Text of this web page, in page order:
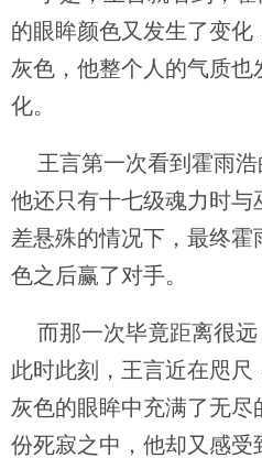
的眼眸颜色又发生了变化
灰色，他整个人的气质
化。
王言第一次看到霍雨浩
他还只有十七级魂力时与
差悬殊的情况下，最终
色之后赢了对手。
而那一次毕竟距离很远
此时此刻，王言近在咫尺
灰色的眼眸中充满了无
份死寂之中，他却又感受